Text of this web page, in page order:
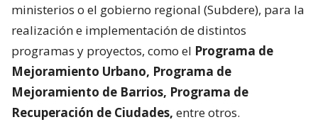
ministerios o el gobierno regional (Subdere), para la
realización e implementación de distintos
programas y proyectos, como el Programa de
Mejoramiento Urbano, Programa de
Mejoramiento de Barrios, Programa de
Recuperación de Ciudades, entre otros.